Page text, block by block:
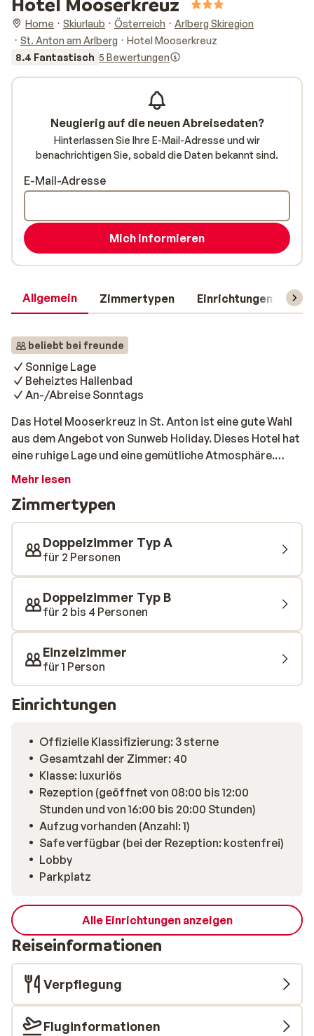
Home Skiurlaub Österreich
Arlberg Skiregion
St. Anton am Arlberg
Hotel Mooserkreuz
8.4 Fantastisch 5 Bewertungen
Allgemein Zimmertypen Einrichtungen
beliebt bei freunde
Sonnige Lage
Beheiztes Hallenbad
An-/Abreise Sonntags
Das Hotel Mooserkreuz in St. Anton ist eine gute Wahl
aus dem Angebot von Sunweb Holiday. Dieses Hotel hat
eine ruhige Lage und eine gemütliche Atmosphäre.
Verwöhnen Sie sich mit einem Besuch in der Sauna, dem
den Sie kostenlos nutzen können. Möchten Sie
ausgehenSie erreichen ganz leicht die Skipisten oder
das etwas weiter entfernte Zentrum besuchen. Im
Hotel Mooserkreuz erleben Sie garantiert einen
wunderbaren Wintersporturlaub!
Mehr lesen
Zimmertypen
Doppelzimmer Typ A
für 2 Personen
Doppelzimmer Typ B
für 2 bis 4 Personen
Einzelzimmer
für 1 Person
Einrichtungen
Offizielle Klassifizierung: 3 sterne
Gesamtzahl der Zimmer: 40
Klasse: luxuriös
Rezeption (geöffnet von 08:00 bis 12:00
Stunden und von 16:00 bis 20:00 Stunden)
Aufzug vorhanden (Anzahl: 1)
Safe verfügbar (bei der Rezeption: kostenfrei)
Lobby
Parkplatz
Alle Einrichtungen anzeigen
Reiseinformationen
Verpflegung
Fluginformationen
Neugierig auf die neuen Abreisedaten?
Hinterlassen Sie Ihre E-Mail-Adresse und wir
benachrichtigen Sie, sobald die Daten bekannt sind.
E-Mail-Adresse
Mich informieren